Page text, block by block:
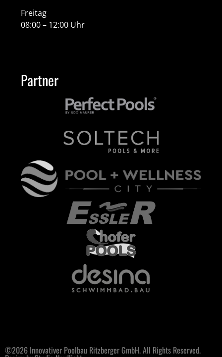
Freitag
08:00 – 12:00 Uhr
Partner
©2026 Innovativer Poolbau Ritzberger GmbH. All Rights Reserved.